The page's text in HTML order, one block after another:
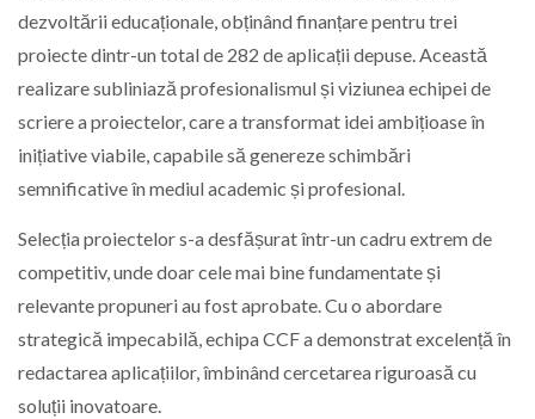
dezvoltării educaționale, obținând finanțare pentru trei
proiecte dintr-un total de 282 de aplicații depuse. Această
realizare subliniază profesionalismul și viziunea echipei de
scriere a proiectelor, care a transformat idei ambițioase în
inițiative viabile, capabile să genereze schimbări
semnificative în mediul academic și profesional.
Selecția proiectelor s-a desfășurat într-un cadru extrem de
competitiv, unde doar cele mai bine fundamentate și
relevante propuneri au fost aprobate. Cu o abordare
strategică impecabilă, echipa CCF a demonstrat excelență în
redactarea aplicațiilor, îmbinând cercetarea riguroasă cu
soluții inovatoare.